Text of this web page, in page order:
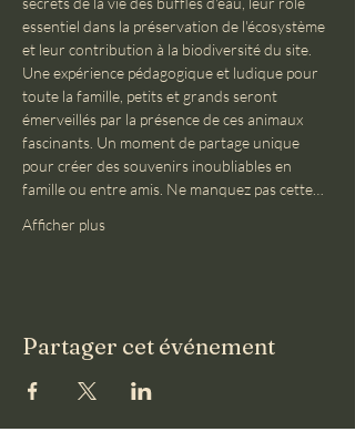
essentiel dans la préservation de l'écosystème
et leur contribution à la biodiversité du site.
Une expérience pédagogique et ludique pour
toute la famille, petits et grands seront
émerveillés par la présence de ces animaux
fascinants. Un moment de partage unique
pour créer des souvenirs inoubliables en
famille ou entre amis. Ne manquez pas cette…
Afficher plus
Partager cet événement